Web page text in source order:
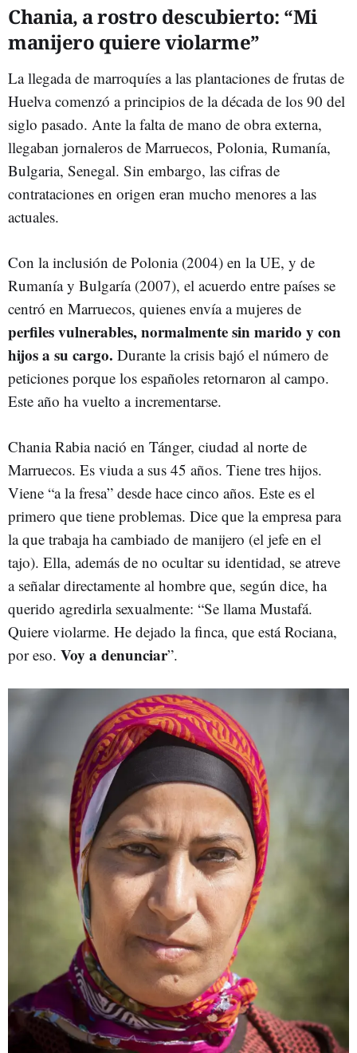
Chania, a rostro descubierto: “Mi
manijero quiere violarme”
La llegada de marroquíes a las plantaciones de frutas de
Huelva comenzó a principios de la década de los 90 del
siglo pasado. Ante la falta de mano de obra externa,
llegaban jornaleros de Marruecos, Polonia, Rumanía,
Bulgaria, Senegal. Sin embargo, las cifras de
contrataciones en origen eran mucho menores a las
actuales.
Con la inclusión de Polonia (2004) en la UE, y de
Rumanía y Bulgaría (2007), el acuerdo entre países se
centró en Marruecos, quienes envía a mujeres de
perfiles vulnerables, normalmente sin marido y con
hijos a su cargo. Durante la crisis bajó el número de
peticiones porque los españoles retornaron al campo.
Este año ha vuelto a incrementarse.
Chania Rabia nació en Tánger, ciudad al norte de
Marruecos. Es viuda a sus 45 años. Tiene tres hijos.
Viene “a la fresa” desde hace cinco años. Este es el
primero que tiene problemas. Dice que la empresa para
la que trabaja ha cambiado de manijero (el jefe en el
tajo). Ella, además de no ocultar su identidad, se atreve
a señalar directamente al hombre que, según dice, ha
querido agredirla sexualmente: “Se llama Mustafá.
Quiere violarme. He dejado la finca, que está Rociana,
por eso. Voy a denunciar”.